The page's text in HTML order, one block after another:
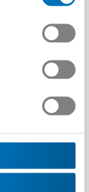
responsabile
di
dirige anche